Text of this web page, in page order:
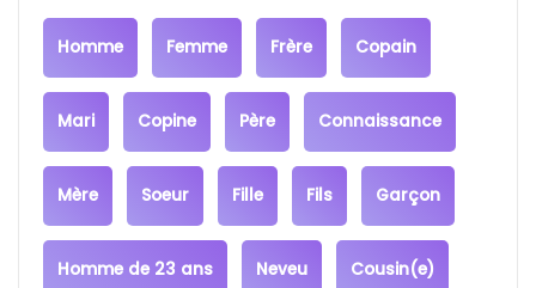
Homme Femme Frère Copain
Mari Copine Père Connaissance
Mère Soeur Fille Fils Garçon
Homme de 23 ans Neveu Cousin(e)